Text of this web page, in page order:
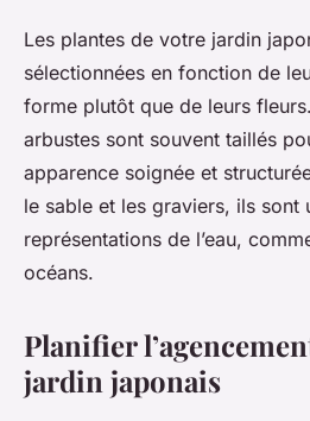
Les plantes de votre jardin
sélectionnées en fonction de
forme plutôt que de leurs
arbustes sont souvent taillés
apparence soignée et
le sable et les graviers, ils sont
représentations de l’eau,
océans.
Planifier
jardin japonais